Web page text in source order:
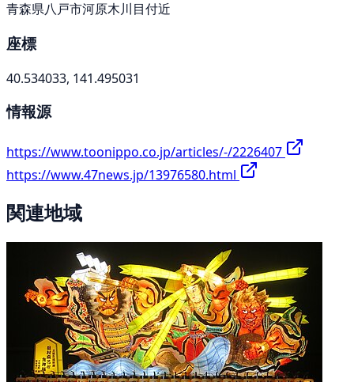
青森県八戸市河原木川目付近
座標
40.534033, 141.495031
情報源
https://www.toonippo.co.jp/articles/-/2226407
https://www.47news.jp/13976580.html
関連地域